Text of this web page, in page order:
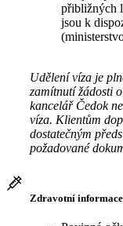
přibližných
jsou k
Udělení víza je
zamítnutí žádosti
kancelář Čedok
víza. Klientům
dostatečným
požadované
Zdravotní